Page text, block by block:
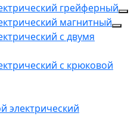
грейферный
магнитный
с двумя
с крюковой
электрический